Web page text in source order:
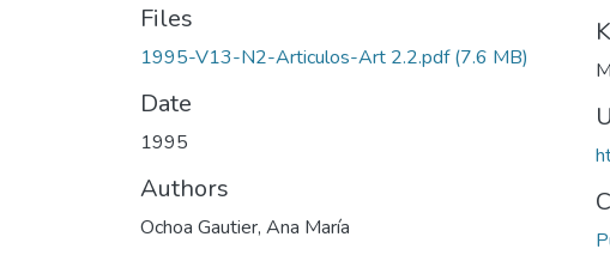
Files
1995-V13-N2-Articulos-Art 2.2.pdf(7.6 MB)
Date
1995
Authors
Ochoa Gautier, Ana María